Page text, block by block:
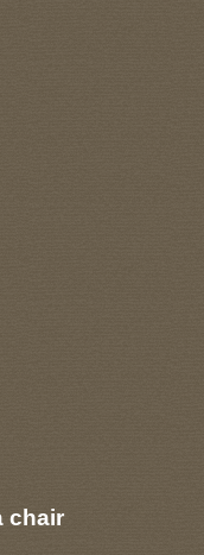
chair